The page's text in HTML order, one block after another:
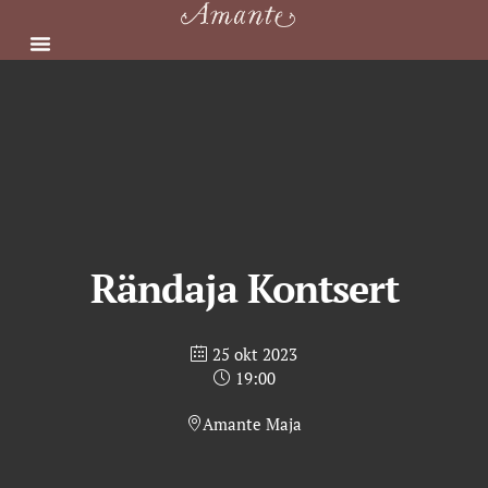
content
Rändaja Kontsert
25 okt 2023
19:00
Amante Maja